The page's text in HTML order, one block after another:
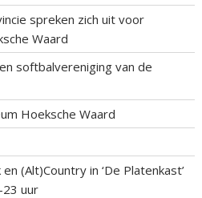
spreken zich uit voor
Waard
softbalvereniging van de
Hoeksche Waard
(Alt)Country in ‘De Platenkast’
uur